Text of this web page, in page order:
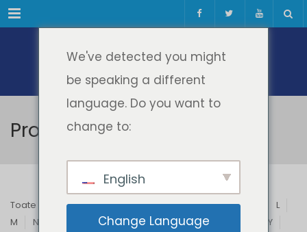
Meniul
Profesori & Invitați
Toate B C D E F G H I J
L
M
N Q R S T U V
Y
We've detected you might
be speaking a different
language. Do you want to
change to:
English
Change Language